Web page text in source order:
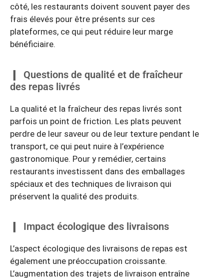
côté, les restaurants doivent souvent payer des
frais élevés pour être présents sur ces
plateformes, ce qui peut réduire leur marge
bénéficiaire.
Questions de qualité et de fraîcheur
des repas livrés
La qualité et la fraîcheur des repas livrés sont
parfois un point de friction. Les plats peuvent
perdre de leur saveur ou de leur texture pendant le
transport, ce qui peut nuire à l’expérience
gastronomique. Pour y remédier, certains
restaurants investissent dans des emballages
spéciaux et des techniques de livraison qui
préservent la qualité des produits.
Impact écologique des livraisons
L’aspect écologique des livraisons de repas est
également une préoccupation croissante.
L’augmentation des trajets de livraison entraîne